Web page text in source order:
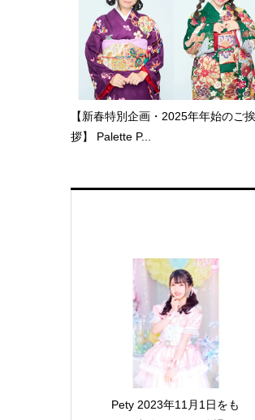
【新春特別企画・2025年年始のご挨
拶】 Palette P...
Pety 2023年11月1日をも